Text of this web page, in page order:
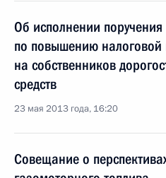
Об исполнении поручения
по повышению налоговой
на собственников
средств
23 мая 2013 года, 16:20
Совещание о